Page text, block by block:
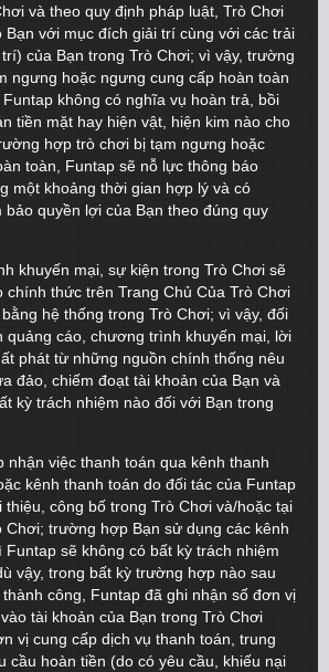
và theo quy định pháp luật, Trò Chơi
Bạn với mục đích giải trí cùng với các trải
của Bạn trong Trò Chơi; vì vậy, trường
ngưng hoặc ngưng cung cấp hoàn toàn
không có nghĩa vụ hoàn trả, bồi
tiền mặt hay hiện vật, hiện kim nào cho
hợp trò chơi bị tạm ngưng hoặc
toàn, Funtap sẽ nỗ lực thông báo
một khoảng thời gian hợp lý và có
quyền lợi của Bạn theo đúng quy
khuyến mại, sự kiện trong Trò Chơi sẽ
chính thức trên Trang Chủ Của Trò Chơi
hệ thống trong Trò Chơi; vì vậy, đối
quảng cáo, chương trình khuyến mại, lời
phát từ những nguồn chính thống nêu
đảo, chiếm đoạt tài khoản của Bạn và
kỳ trách nhiệm nào đối với Bạn trong
nhận việc thanh toán qua kênh thanh
kênh thanh toán do đối tác của Funtap
công bố trong Trò Chơi và/hoặc tại
Chơi; trường hợp Bạn sử dụng các kênh
sẽ không có bất kỳ trách nhiệm
vậy, trong bất kỳ trường hợp nào sau
công, Funtap đã ghi nhận số đơn vị
tài khoản của Bạn trong Trò Chơi
vị cung cấp dịch vụ thanh toán, trung
cầu hoàn tiền (do có yêu cầu, khiếu nại